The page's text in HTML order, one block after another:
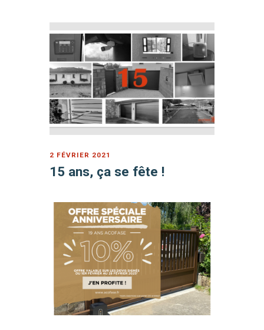
2 FÉVRIER 2021
15 ans, ça se fête !